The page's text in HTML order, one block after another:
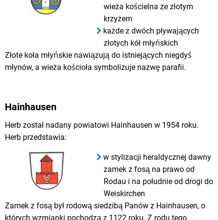
wieża kościelna ze złotym
krzyżem
każde z dwóch pływających
złotych kół młyńskich
Złote koła młyńskie nawiązują do istniejących niegdyś
młynów, a wieża kościoła symbolizuje nazwę parafii.
Hainhausen
Herb został nadany powiatowi Hainhausen w 1954 roku.
Herb przedstawia:
w stylizacji heraldycznej dawny
zamek z fosą na prawo od
Rodau i na południe od drogi do
Weiskirchen
Zamek z fosą był rodową siedzibą Panów z Hainhausen, o
których wzmianki pochodzą z 1122 roku. Z rodu tego